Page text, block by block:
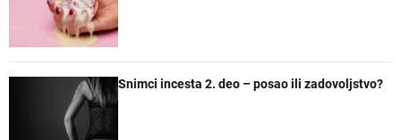
Snimci incesta 2. deo – posao ili zadovoljstvo?